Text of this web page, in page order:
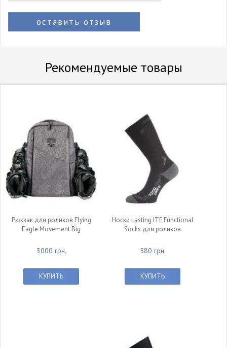
оставить отзыв
Рекомендуемые товары
Рюкзак для роликов Flying
Eagle Movement Big
3000 грн.
КУПИТЬ
Носки Lasting ITF Functional
Socks для роликов
580 грн.
КУПИТЬ